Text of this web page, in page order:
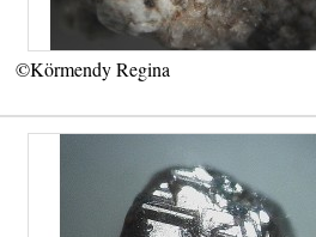
©Körmendy Regina